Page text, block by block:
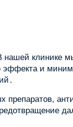
нашей клинике
эффекта и
препаратов,